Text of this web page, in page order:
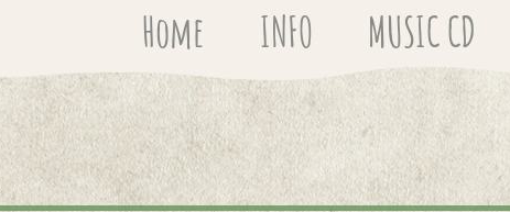
Home INFO MUSIC CD